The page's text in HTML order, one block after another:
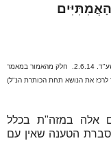
(ד' סיוון,תשע"ד. 2.6.14. חלק מהאמור במאמר
לרכז את הנושא תחת הכותרת הנ"ל)
אלה במזה"ת בכלל
הטענה שאין עם